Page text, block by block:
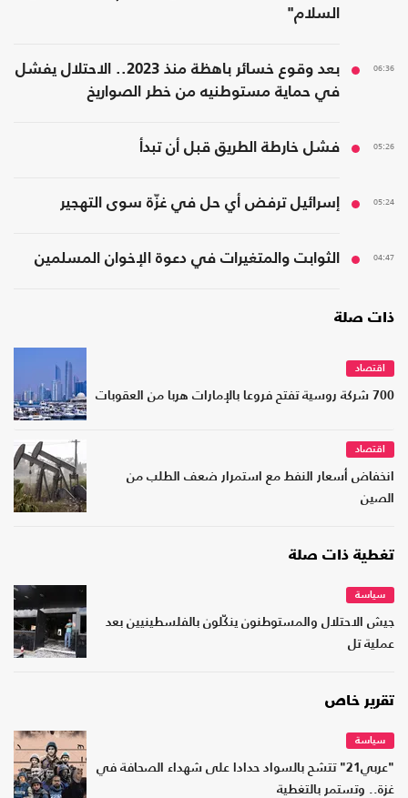
السلام"
06:36
بعد وقوع خسائر باهظة منذ 2023.. الاحتلال يفشل
في حماية مستوطنيه من خطر الصواريخ
05:26 فشل خارطة الطريق قبل أن تبدأ
05:24 إسرائيل ترفض أي حل في غزّة سوى التهجير
04:47 الثوابت والمتغيرات في دعوة الإخوان المسلمين
ذات صلة
اقتصاد
700 شركة روسية تفتح فروعا بالإمارات هربا من العقوبات
اقتصاد
انخفاض أسعار النفط مع استمرار ضعف الطلب من
الصين
تغطية ذات صلة
سياسة
جيش الاحتلال والمستوطنون ينكّلون بالفلسطينيين بعد
عملية تل
تقرير خاص
سياسة
"عربي21" تتشح بالسواد حدادا على شهداء الصحافة في
غزة.. وتستمر بالتغطية